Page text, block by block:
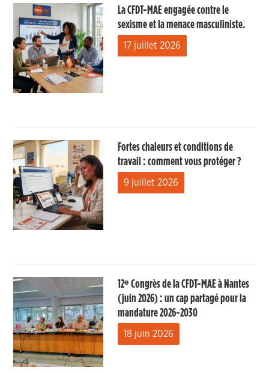
La CFDT-MAE engagée contre le
sexisme et la menace masculiniste.
17 juillet 2026
Fortes chaleurs et conditions de
travail : comment vous protéger ?
9 juillet 2026
12ᵉ Congrès de la CFDT-MAE à Nantes
(juin 2026) : un cap partagé pour la
mandature 2026-2030
18 juin 2026